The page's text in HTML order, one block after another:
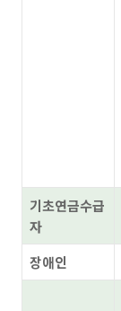
기초연금수급
자
장애인